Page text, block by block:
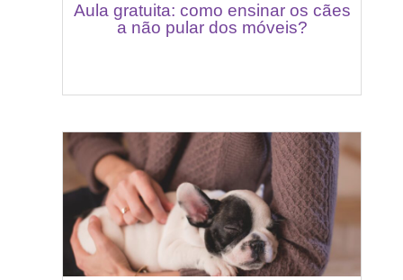
Aula gratuita: como ensinar os cães
a não pular dos móveis?